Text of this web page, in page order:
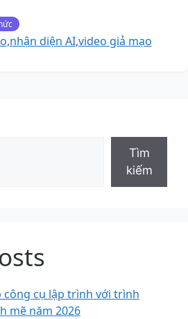
,nhận diện AI,video giả mạo
Tìm
kiếm
cụ lập trình với trình
mẽ năm 2026